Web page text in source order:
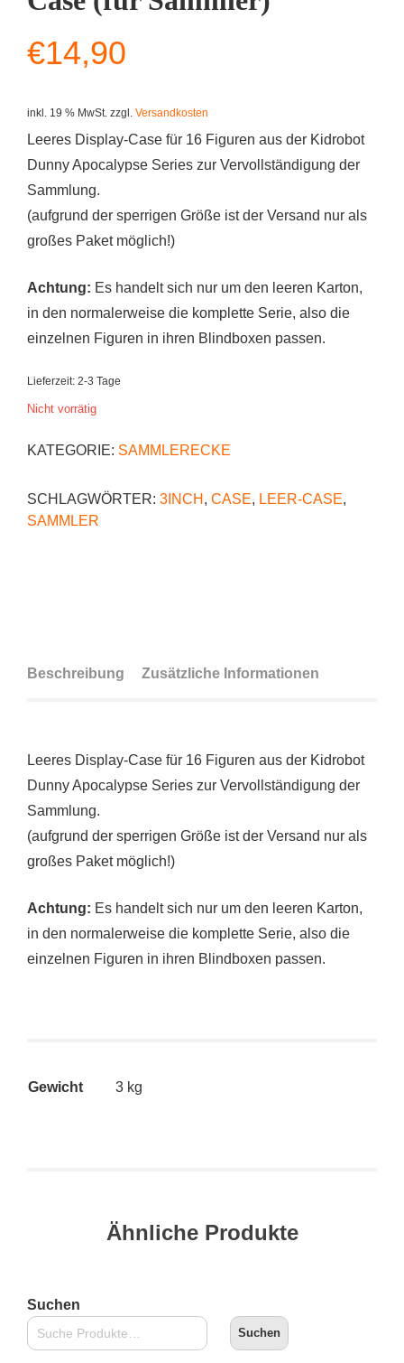
€14,90
inkl. 19 % MwSt. zzgl. Versandkosten
Leeres Display-Case für 16 Figuren aus der Kidrobot
Dunny Apocalypse Series zur Vervollständigung der
Sammlung.
(aufgrund der sperrigen Größe ist der Versand nur als
großes Paket möglich!)
Achtung: Es handelt sich nur um den leeren Karton,
in den normalerweise die komplette Serie, also die
einzelnen Figuren in ihren Blindboxen passen.
Lieferzeit: 2-3 Tage
Nicht vorrätig
KATEGORIE: SAMMLERECKE
SCHLAGWÖRTER: 3INCH , CASE, LEER-CASE,
SAMMLER
Beschreibung Zusätzliche Informationen
Leeres Display-Case für 16 Figuren aus der Kidrobot
Dunny Apocalypse Series zur Vervollständigung der
Sammlung.
(aufgrund der sperrigen Größe ist der Versand nur als
großes Paket möglich!)
Achtung: Es handelt sich nur um den leeren Karton,
in den normalerweise die komplette Serie, also die
einzelnen Figuren in ihren Blindboxen passen.
Gewicht 3 kg
Ähnliche Produkte
Suchen
Suchen